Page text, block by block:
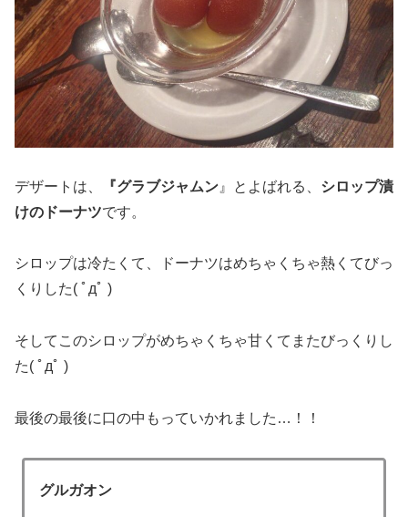
デザートは、 『グラブジャムン 』とよばれる、 シロップ漬
けのドーナツです。
シロップは冷たくて、ドーナツはめちゃくちゃ熱くてびっ
くりした( ﾟдﾟ )
そしてこのシロップがめちゃくちゃ甘くてまたびっくりし
た( ﾟдﾟ )
最後の最後に口の中もっていかれました…！！
グルガオン